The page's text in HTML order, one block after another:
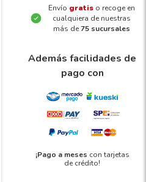
Envío gratis o recoge en
cualquiera de nuestras
más de75 sucursales
Además facilidades de
pago con
¡Pago a meses con tarjetas
de crédito!